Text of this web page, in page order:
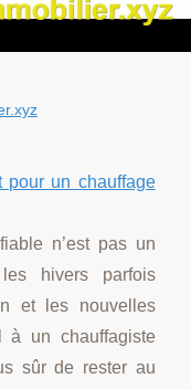
pour un chauffage
n’est pas un
hivers parfois
et les nouvelles
à un chauffagiste
sûr de rester au